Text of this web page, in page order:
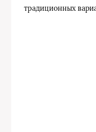
традиционных